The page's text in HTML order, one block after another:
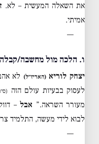
את השאלה המעשית – לא.
אמיתי.
—
ו. הלכה מול מחשבה/
יצחק לוריא(האריז״ל) לא
לעסוק בבעיות עולם הזה
מעורר השראה.” אבל–
לבוא לידי מעשה, התלמיד
—